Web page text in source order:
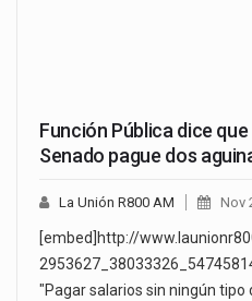
Función Pública dice
Senado pague dos
La Unión R800 AM Nov
[embed]http://
"Pagar salarios sin ningún